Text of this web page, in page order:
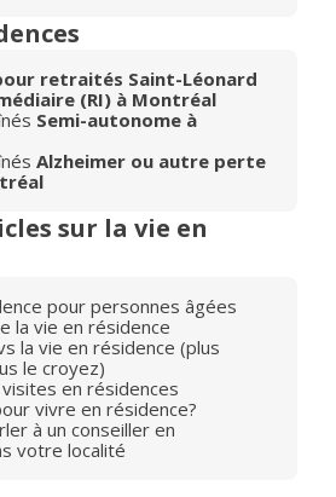
retraités Saint-Léonard
(RI) à Montréal
Semi-autonome à
Alzheimer ou autre perte
sur la vie en
pour personnes âgées
la vie en résidence
la vie en résidence (plus
le croyez)
en résidences
vivre en résidence?
à un conseiller en
votre localité